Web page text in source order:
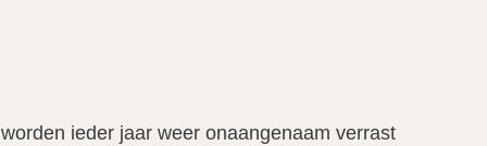
ieder jaar weer onaangenaam verrast